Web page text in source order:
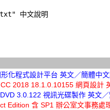
中文說明
化程式設計平台 英文／簡體中
2018 18.1.0.10155 網頁設計
3.0.122 視訊光碟製作 英文
Edition 含 SP1 辦公室文事務處